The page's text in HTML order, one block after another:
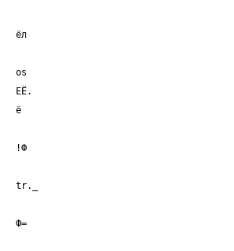
ёл
os
ЕЁ.
ё
!Ф
tr._
Ф=